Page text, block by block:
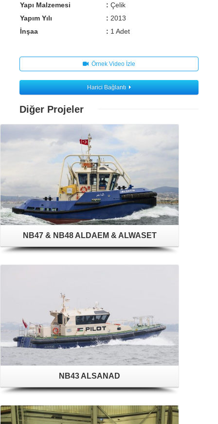
Yapı Malzemesi
: Çelik
Yapım Yılı
: 2013
İnşaa
: 1 Adet
Örnek Video İzle
Harici Bağlantı
Diğer Projeler
NB47 & NB48 ALDAEM & ALWASET
NB43 ALSANAD